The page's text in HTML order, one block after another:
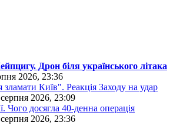
Дрон біля українського літака
2026, 23:36
Київ". Реакція Заходу на удар
2026, 23:09
Чого досягла 40-денна операція
2026, 23:36